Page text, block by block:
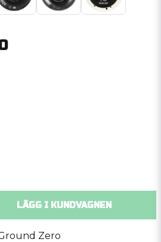
LÄGG I KUNDVAGNEN
Zero